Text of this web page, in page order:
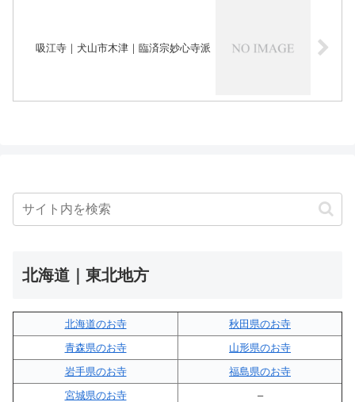
吸江寺｜犬山市木津｜臨済宗妙心寺派
北海道｜東北地方
北海道のお寺
秋田県のお寺
青森県のお寺
山形県のお寺
岩手県のお寺
福島県のお寺
宮城県のお寺
–